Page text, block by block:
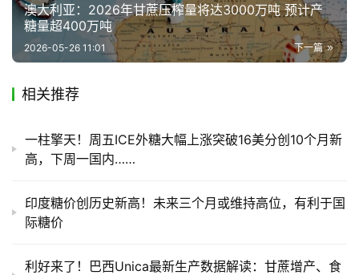
澳大利亚：2026年甘蔗压榨量将达3000万吨 预计产
糖量超400万吨
下一篇
2026-05-26 11:01
相关推荐
一柱擎天！周五ICE外糖大幅上涨突破16美分创10个月新
高，下周一国内……
印度糖价创历史新高！未来三个月或维持高位，有利于国
际糖价
利好来了！巴西Unica最新生产数据解读：甘蔗增产、食